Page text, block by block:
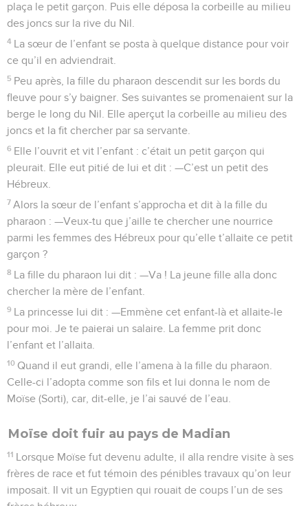
plaça le petit garçon. Puis elle déposa la corbeille au milieu
des joncs sur la rive du Nil.
4 La sœur de l’enfant se posta à quelque distance pour voir
ce qu’il en adviendrait.
5 Peu après, la fille du pharaon descendit sur les bords du
fleuve pour s’y baigner. Ses suivantes se promenaient sur la
berge le long du Nil. Elle aperçut la corbeille au milieu des
joncs et la fit chercher par sa servante.
6 Elle l’ouvrit et vit l’enfant : c’était un petit garçon qui
pleurait. Elle eut pitié de lui et dit : —C’est un petit des
Hébreux.
7 Alors la sœur de l’enfant s’approcha et dit à la fille du
pharaon : —Veux-tu que j’aille te chercher une nourrice
parmi les femmes des Hébreux pour qu’elle t’allaite ce petit
garçon ?
8 La fille du pharaon lui dit : —Va ! La jeune fille alla donc
chercher la mère de l’enfant.
9 La princesse lui dit : —Emmène cet enfant-là et allaite-le
pour moi. Je te paierai un salaire. La femme prit donc
l’enfant et l’allaita.
10 Quand il eut grandi, elle l’amena à la fille du pharaon.
Celle-ci l’adopta comme son fils et lui donna le nom de
Moïse (Sorti), car, dit-elle, je l’ai sauvé de l’eau.
Moïse doit fuir au pays de Madian
11 Lorsque Moïse fut devenu adulte, il alla rendre visite à ses
frères de race et fut témoin des pénibles travaux qu’on leur
imposait. Il vit un Egyptien qui rouait de coups l’un de ses